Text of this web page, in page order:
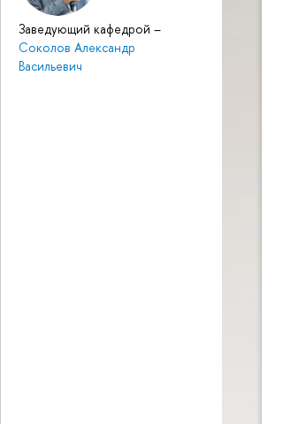
Заведующий кафедрой –
Соколов Александр
Васильевич